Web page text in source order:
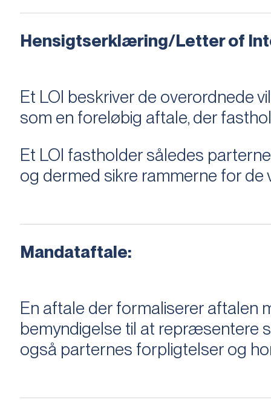
Hensigtserklæring/Letter of
Et LOI beskriver de overordnede
som en foreløbig aftale, der
Et LOI fastholder således
og dermed sikre rammerne for de
Mandataftale:
En aftale der formaliserer
bemyndigelse til at repræsentere
også parternes forpligtelser og